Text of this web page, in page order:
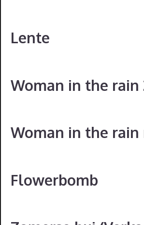
Lente
Woman in the rain
Woman in the
Flowerbomb